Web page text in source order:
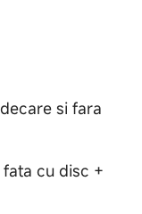
si fara
cu disc +